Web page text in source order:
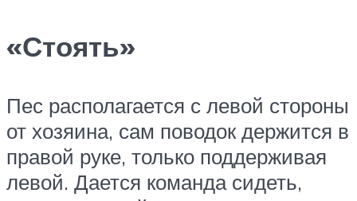
«Стоять»
Пес располагается с левой стороны
от хозяина, сам поводок держится в
правой руке, только поддерживая
левой. Дается команда сидеть,